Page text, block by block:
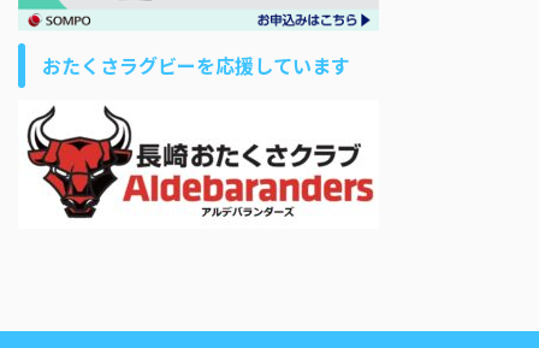
おたくさラグビーを応援しています